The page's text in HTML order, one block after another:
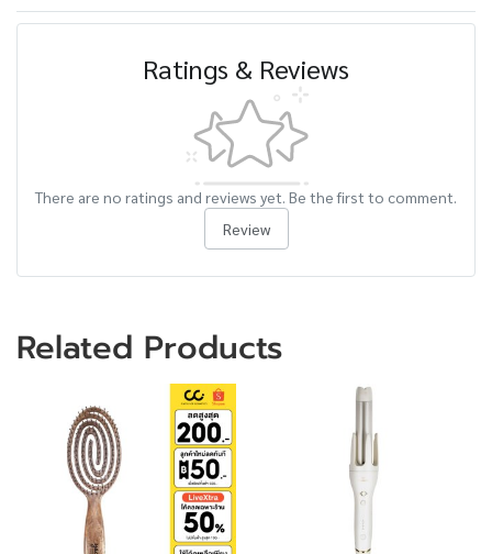
Ratings & Reviews
There are no ratings and reviews yet. Be the first to comment.
Review
Related Products